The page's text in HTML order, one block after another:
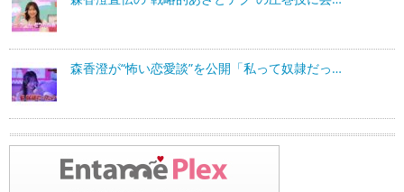
森香澄が“怖い恋愛談”を公開「私って奴隷だっ…